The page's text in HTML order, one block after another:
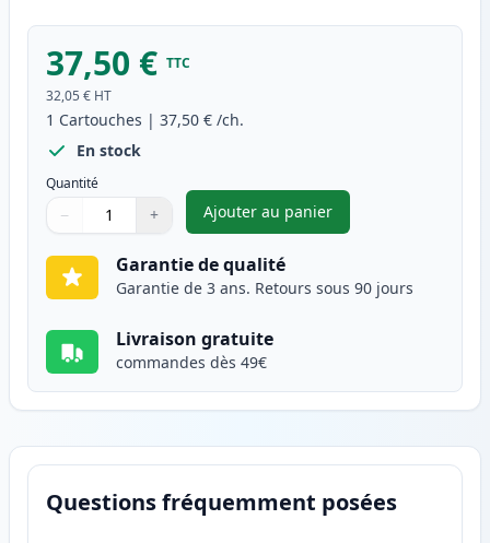
37,50 € TTC
32,05 € HT
1 Cartouches | 37,50 € /ch.
En stock
Quantité
Quantité
Utilisez les boutons pour ajuster
− +
Quantité
Ajouter au panier
,Canon FX-10 (0263B002AA)
Garantie de qualité
Garantie de 3 ans. Retours sous 90 jours
Livraison gratuite
commandes dès 49€
Questions fréquemment posées